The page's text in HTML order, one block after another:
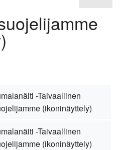
-Taivaallinen
(ikoninäyttely)
-Taivaallinen
(ikoninäyttely)